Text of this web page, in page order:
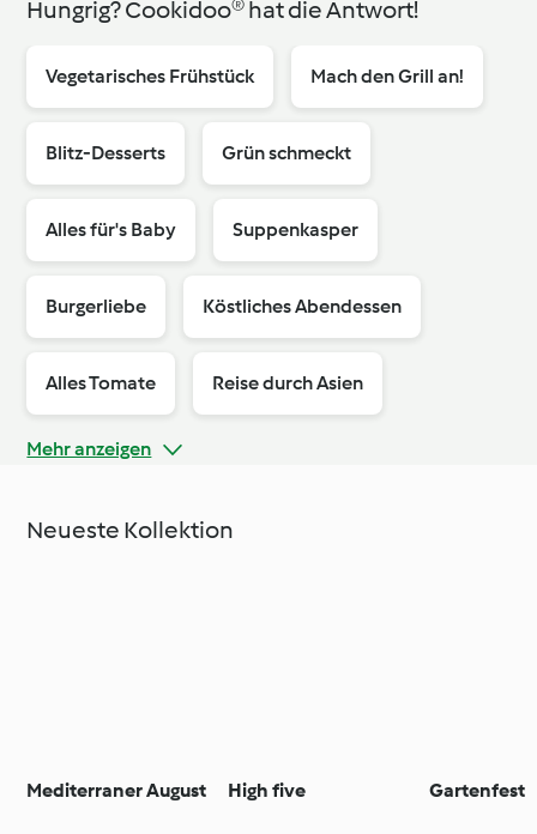
Hungrig? Cookidoo® hat die Antwort!
Vegetarisches Frühstück Mach den Grill an!
Blitz-Desserts Grün schmeckt
Alles für's Baby Suppenkasper
Burgerliebe Köstliches Abendessen
Alles Tomate Reise durch Asien
Sportler
Mehr anzeigen
Neueste Kollektion
Mediterraner August High five Gartenfest